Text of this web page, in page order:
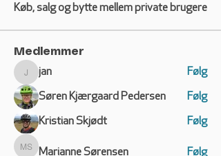
Køb, salg og bytte mellem private brugere
Medlemmer
jan
jan Følg
Søren Kjærgaard Pedersen Følg
Kristian Skjødt Følg
Marianne Sørensen
Marianne Sørensen Følg